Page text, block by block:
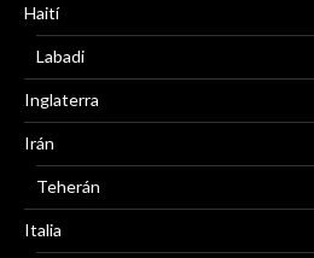
Haití
Labadi
Inglaterra
Irán
Teherán
Italia